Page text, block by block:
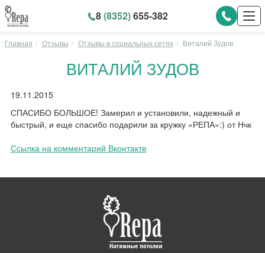
8(8352)655-382
Главная Отзывы Отзывы в социальных сетях Виталий Зудов
ВИТАЛИЙ ЗУДОВ
19.11.2015
СПАСИБО БОЛЬШОЕ! Замерил и установили, надежный и
быстрый, и еще спасибо подарили за кружку «РЕПА»:) от Нчк
Ссылка на комментарий Вконтакте